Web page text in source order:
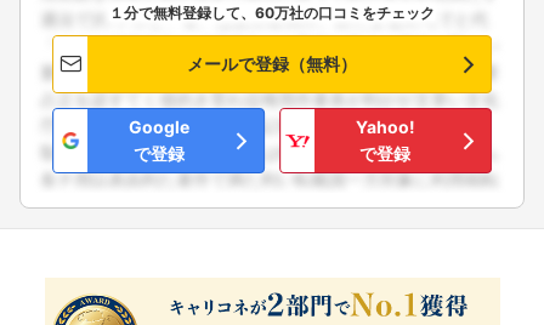
１分で無料登録して、60万社の口コミをチェック
メールで登録（無料）
Google
で登録
Yahoo!
で登録